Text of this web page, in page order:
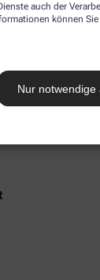
auch der
können
Nur notwendige
und